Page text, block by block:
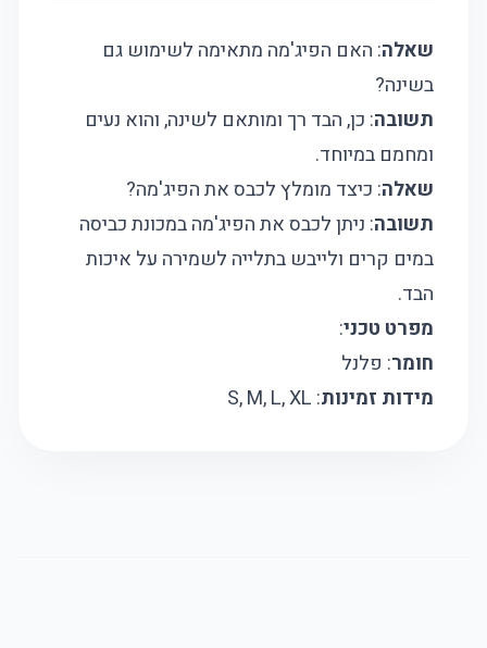
שאלה: האם הפיג'מה מתאימה לשימוש גם
בשינה?
תשובה: כן, הבד רך ומותאם לשינה, והוא נעים
ומחמם במיוחד.
שאלה: כיצד מומלץ לכבס את הפיג'מה?
תשובה: ניתן לכבס את הפיג'מה במכונת כביסה
במים קרים ולייבש בתלייה לשמירה על איכות
הבד.
מפרט טכני:
חומר: פלנל
מידות זמינות: S, M, L, XL